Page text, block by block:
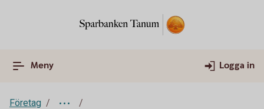
Meny Logga in
Företag